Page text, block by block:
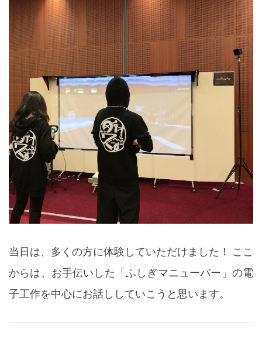
当日は、多くの方に体験していただけました！ ここ
からは、お手伝いした「ふしぎマニューバー」の電
子工作を中心にお話ししていこうと思います。